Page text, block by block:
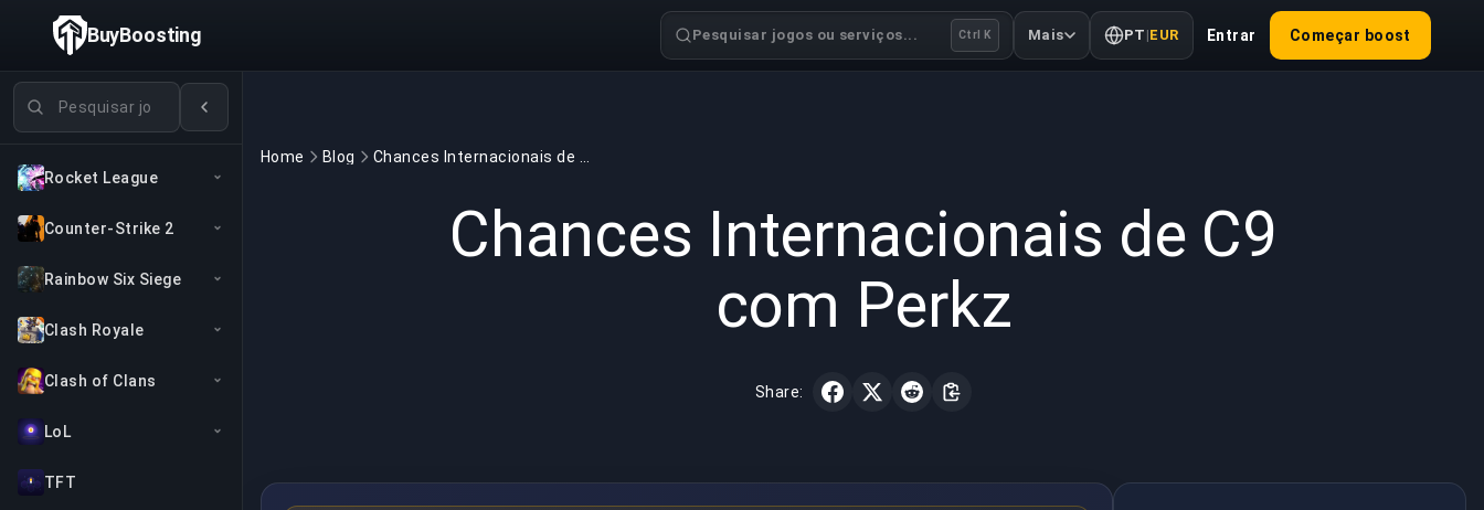
Pesquisar jogos
Rocket League
Counter-Strike 2
Rainbow Six Siege
Clash Royale
Clash of Clans
LoL
TFT
BuyBoosting Pesquisar jogos ou serviços... Ctrl K Mais PT |EUR Entrar Começar boost
Home Blog
Chances Internacionais de C9
com Perkz
Share: